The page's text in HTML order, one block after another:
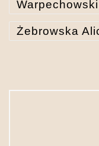
Żebrowska